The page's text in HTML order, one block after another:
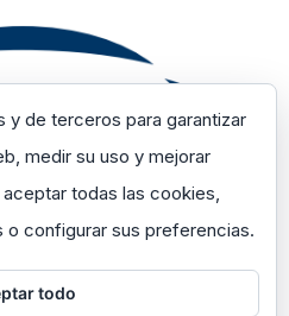
y de terceros para garantizar
medir su uso y mejorar
todas las cookies,
o configurar sus preferencias.
todo